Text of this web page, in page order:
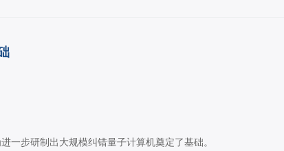
步研制出大规模纠错量子计算机奠定了基础。